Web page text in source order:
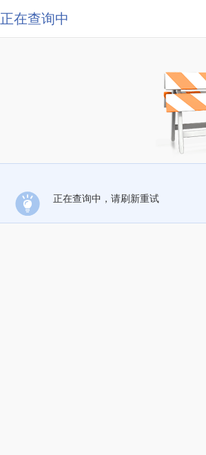
正在查询中
正在查询中，请刷新重试